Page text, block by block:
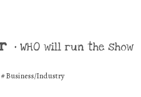
• WHO will run the show
#Business/Industry